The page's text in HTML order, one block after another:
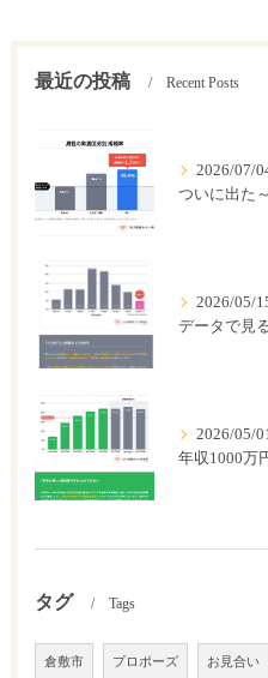
最近の投稿 Recent Posts
2026/07/
ついに出た
2026/05/
データで見
2026/05/
タグ Tags
倉敷市 プロポーズ お見合い